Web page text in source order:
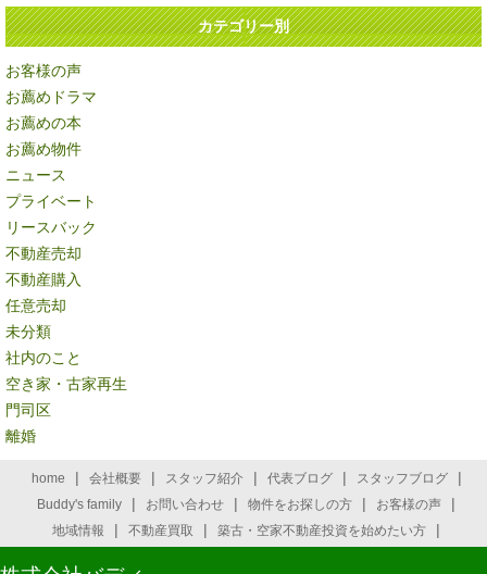
カテゴリー別
お客様の声
お薦めドラマ
お薦めの本
お薦め物件
ニュース
プライベート
リースバック
不動産売却
不動産購入
任意売却
未分類
社内のこと
空き家・古家再生
門司区
離婚
home | 会社概要 | スタッフ紹介 | 代表ブログ | スタッフブログ |
Buddy's family | お問い合わせ | 物件をお探しの方 | お客様の声 |
地域情報 | 不動産買取 | 築古・空家不動産投資を始めたい方 |